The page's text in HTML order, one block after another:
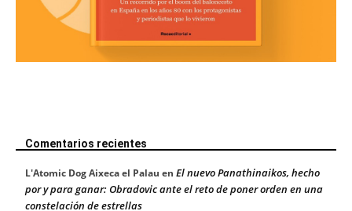
Comentarios recientes
L'Atomic Dog Aixeca el Palau en El nuevo Panathinaikos, hecho
por y para ganar: Obradovic ante el reto de poner orden en una
constelación de estrellas